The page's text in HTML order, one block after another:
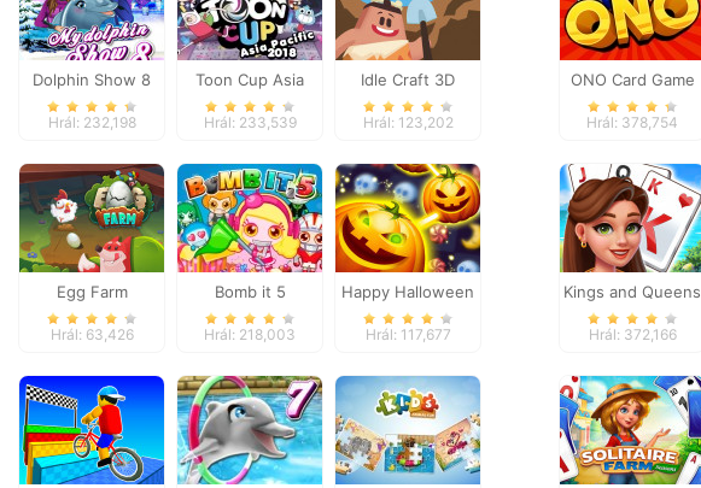
Dolphin Show 8
Hrál: 232,198
Toon Cup Asia
Pacific 2018
Hrál: 233,539
Idle Craft 3D
Hrál: 123,202
Egg Farm
Hrál: 63,426
Bomb it 5
Hrál: 218,003
Happy Halloween
Hrál: 117,677
ONO Card Game
Hrál: 378,754
Kings and Queens
Solitaire Tripeaks
Hrál: 372,166